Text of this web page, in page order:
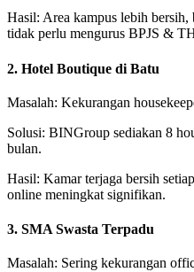
Hasil: Area kampus lebih
tidak perlu mengurus BPJS &
2. Hotel Boutique di Batu
Masalah: Kekurangan
Solusi: BINGroup sediakan 8
bulan.
Hasil: Kamar terjaga bersih
online meningkat signifikan.
3. SMA Swasta Terpadu
Masalah: Sering kekurangan